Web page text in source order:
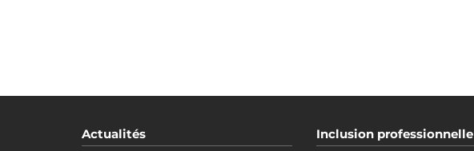
Actualités
Inclusion professionnelle